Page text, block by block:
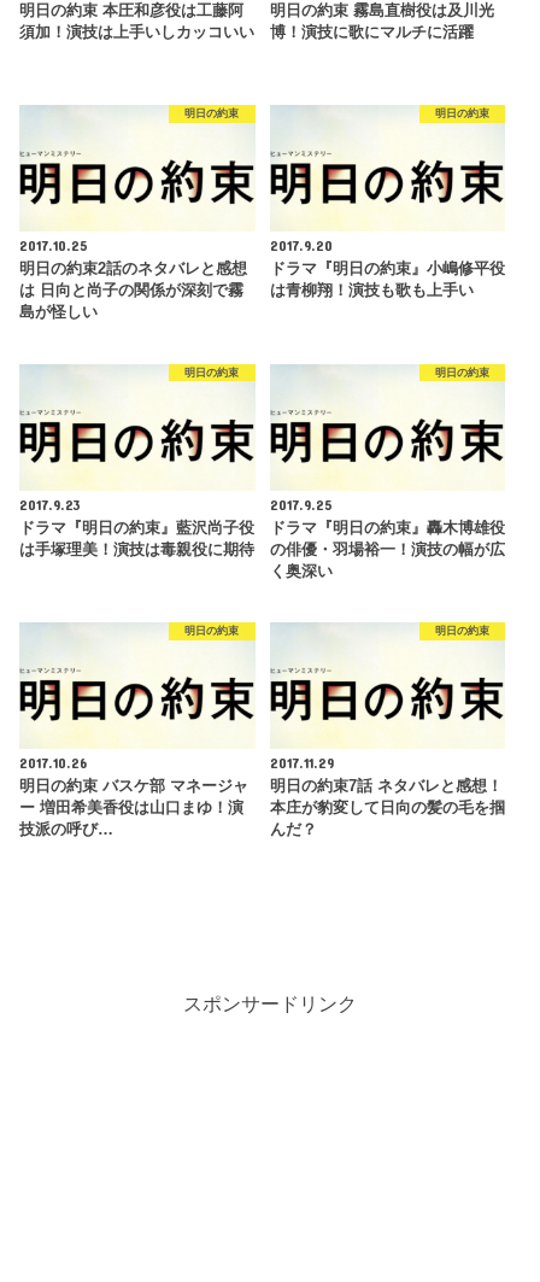
明日の約束 本圧和彦役は工藤阿
須加！演技は上手いしカッコいい
明日の約束 霧島直樹役は及川光
博！演技に歌にマルチに活躍
明日の約束
2017.10.25
明日の約束2話のネタバレと感想
は 日向と尚子の関係が深刻で霧
島が怪しい
明日の約束
2017.9.20
ドラマ『明日の約束』小嶋修平役
は青柳翔！演技も歌も上手い
明日の約束
2017.9.23
ドラマ『明日の約束』藍沢尚子役
は手塚理美！演技は毒親役に期待
明日の約束
2017.9.25
ドラマ『明日の約束』轟木博雄役
の俳優・羽場裕一！演技の幅が広
く奥深い
明日の約束
2017.10.26
明日の約束 バスケ部 マネージャ
ー 増田希美香役は山口まゆ！演
技派の呼び…
明日の約束
2017.11.29
明日の約束7話 ネタバレと感想！
本庄が豹変して日向の髪の毛を掴
んだ？
スポンサードリンク